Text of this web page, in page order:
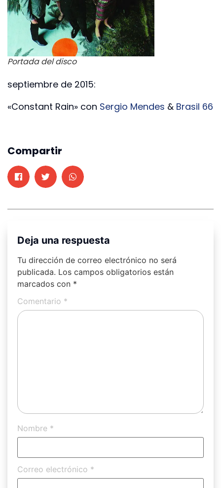
Portada del disco
septiembre de 2015:
«Constant Rain» con Sergio Mendes & Brasil 66
Compartir
Deja una respuesta
Tu dirección de correo electrónico no será
publicada. Los campos obligatorios están
marcados con *
Comentario *
Nombre *
Correo electrónico *